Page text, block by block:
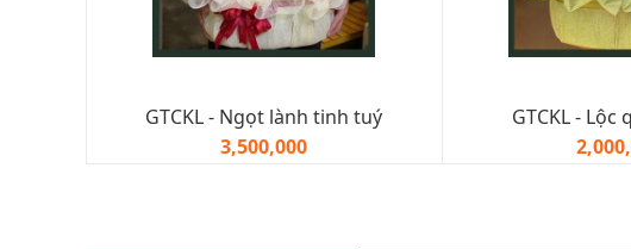
GTCKL - Ngọt lành tinh tuý
3,500,000
GTCKL - Lộc